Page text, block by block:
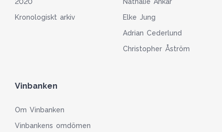
2020
Kronologiskt arkiv
Nathalie Ankar
Elke Jung
Adrian Cederlund
Christopher Åström
Vinbanken
Om Vinbanken
Vinbankens omdömen